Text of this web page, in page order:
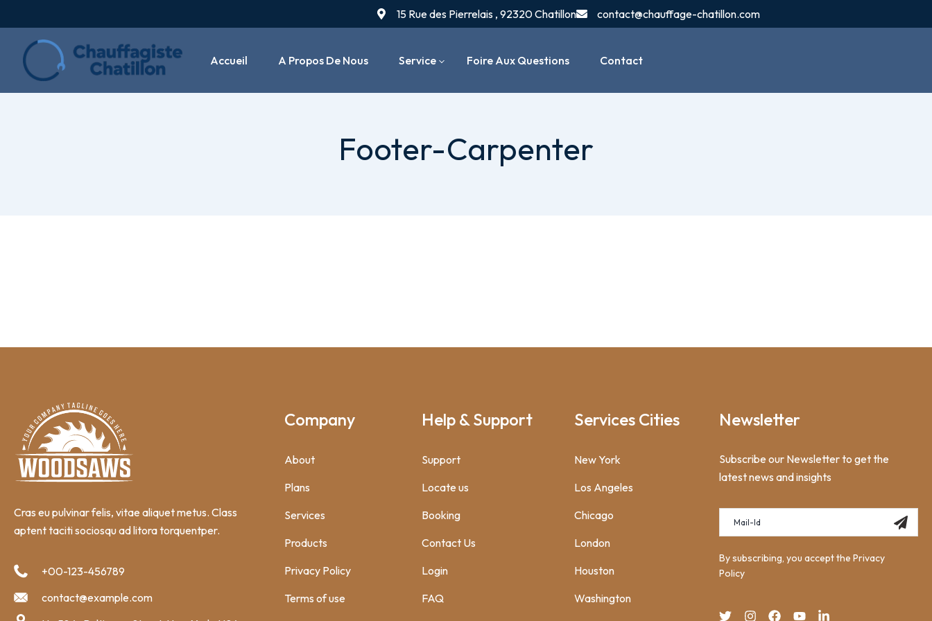
15 Rue des Pierrelais , 92320 Chatillon contact@chauffage-chatillon.com
Accueil A Propos De Nous Service
Entretien & Maintenance
Foire Aux Questions Contact
Footer-Carpenter
Cras eu pulvinar felis, vitae aliquet metus. Class
aptent taciti sociosqu ad litora torquentper.
+00-123-456789
contact@example.com
Company
About
Plans
Services
Products
Privacy Policy
Terms of use
Help & Support
Support
Locate us
Booking
Contact Us
Login
FAQ
Services Cities
New York
Los Angeles
Chicago
London
Houston
Washington
Newsletter
Subscribe our Newsletter to get the
latest news and insights
By subscribing, you accept the Privacy
Policy